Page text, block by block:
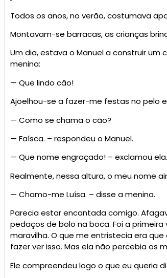
Todos os anos, no verão, costumava
Montavam-se barracas, as crianças
Um dia, estava o Manuel a construir
menina:
— Que lindo cão!
Ajoelhou-se a fazer-me festas no pelo
— Como se chama o cão?
— Faísca. – respondeu o Manuel.
— Que nome engraçado! – exclamou ela.
Realmente, nessa altura, o meu nome
— Chamo-me Luísa. – disse a menina.
Parecia estar encantada comigo.
pedaços de bolo na boca. Foi a
maravilha. O que me entristecia era que
fazer ver isso. Mas ela não percebia os
Ele compreendeu logo o que eu queria